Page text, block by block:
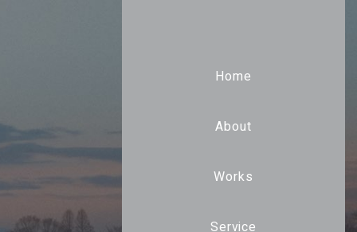
Home
About
Works
Service